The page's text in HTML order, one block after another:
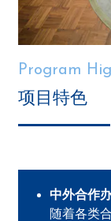
Program
项目特色
中外合作
随着各类